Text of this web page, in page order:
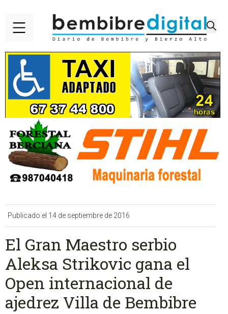
Publicado el 14 de septiembre de 2016
El Gran Maestro serbio
Aleksa Strikovic gana el
Open internacional de
ajedrez Villa de Bembibre